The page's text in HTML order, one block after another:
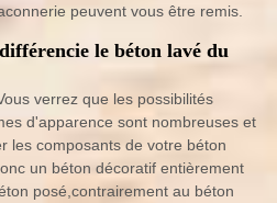
peuvent vous être remis.
le béton lavé du
verrez que les possibilités
d'apparence sont nombreuses et
les composants de votre béton
un béton décoratif entièrement
posé,contrairement au béton